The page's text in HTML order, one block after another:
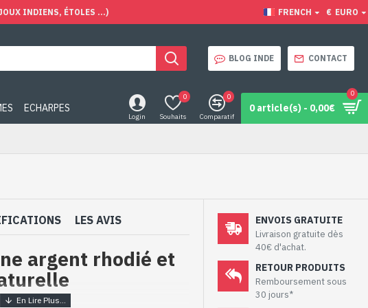
INDIENS, ÉTOLES ...) FRENCH € EURO
BLOG INDE CONTACT
ECHARPES
Login Souhaits
0
Comparatif
0
0 article(s) - 0,00€
0
LES AVIS
argent rhodié et
ENVOIS GRATUITE
Livraison gratuite dès
40€ d'achat.
RETOUR PRODUITS
Remboursement sous
30 jours*